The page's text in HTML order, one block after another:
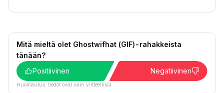
Mitä mieltä olet Ghostwifhat (GIF)-rahakkeista
tänään?
Positiivinen
Negatiivinen
Huomautus: tiedot ovat vain viitteellisiä.